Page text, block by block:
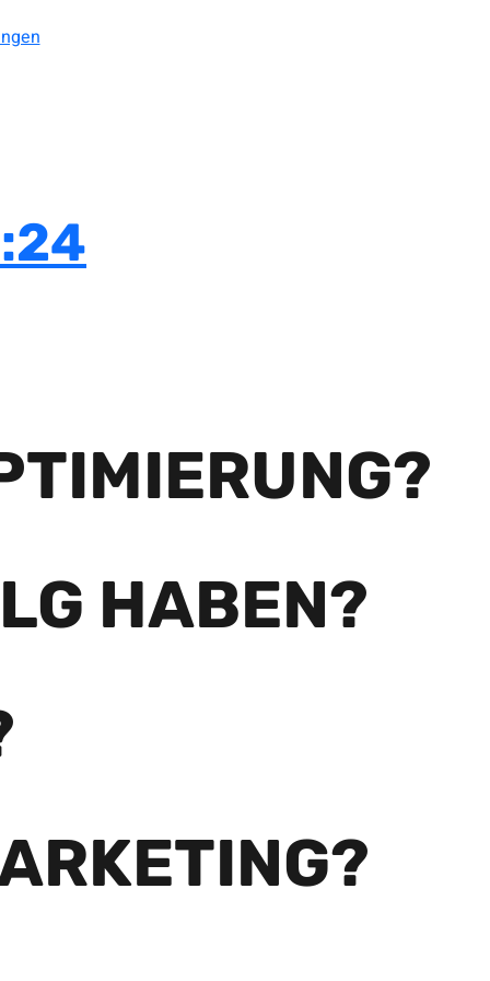
HABEN?